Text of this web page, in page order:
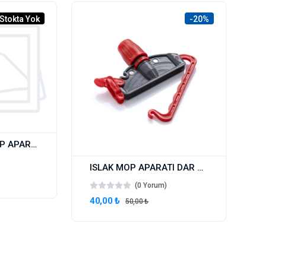
Stokta Yok
CEYMOP ISLAK MOP APARATI METAL DAR 17 CM
-20%
ISLAK MOP APARATI DAR 17 CM
(0 Yorum)
40,00 ₺ 50,00 ₺